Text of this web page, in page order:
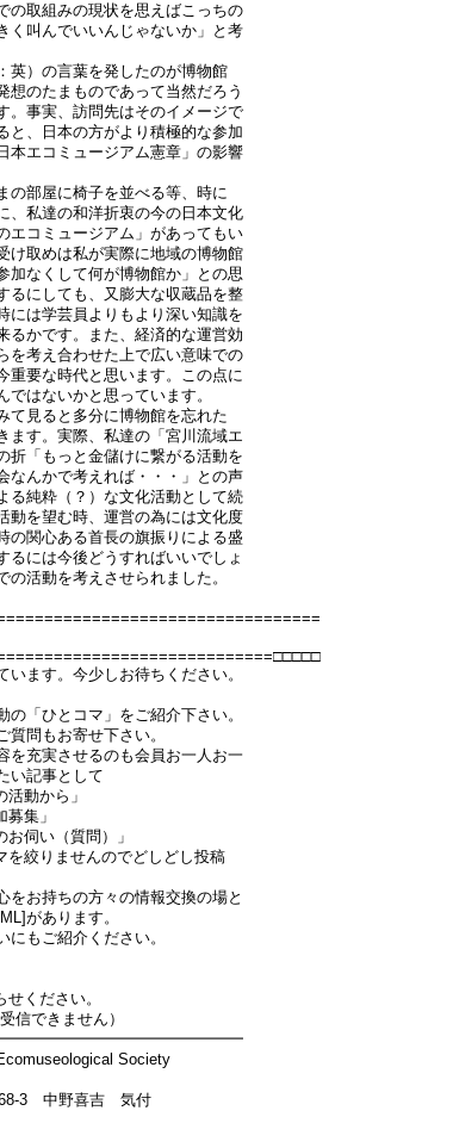
の取組みの現状を思えばこっちの
く叫んでいいんじゃないか」と考
英）の言葉を発したのが博物館
想のたまものであって当然だろう
。事実、訪問先はそのイメージで
と、日本の方がより積極的な参加
本エコミュージアム憲章」の影響
の部屋に椅子を並べる等、時に
、私達の和洋折衷の今の日本文化
エコミュージアム」があってもい
け取めは私が実際に地域の博物館
加なくして何が博物館か」との思
るにしても、又膨大な収蔵品を整
には学芸員よりもより深い知識を
るかです。また、経済的な運営効
を考え合わせた上で広い意味での
重要な時代と思います。この点に
はないかと思っています。
て見ると多分に博物館を忘れた
ます。実際、私達の「宮川流域エ
折「もっと金儲けに繋がる活動を
なんかで考えれば・・・」との声
る純粋（？）な文化活動として続
動を望む時、運営の為には文化度
の関心ある首長の旗振りによる盛
るには今後どうすればいいでしょ
活動を考えさせられました。
ます。今少しお待ちください。
「ひとコマ」をご紹介下さい。
問もお寄せ下さい。
を充実させるのも会員お一人お一
い記事として
動から」
集」
伺い（質問）」
を絞りませんのでどしどし投稿
お持ちの方々の情報交換の場と
があります。
もご紹介ください。
ください。
信できません）
Society
3 中野喜吉 気付